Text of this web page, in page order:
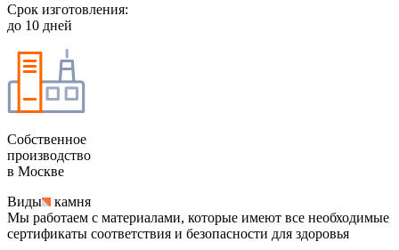
Срок изготовления:
до 10 дней
Собственное
производство
в Москве
Виды
камня
Мы работаем с материалами, которые имеют все необходимые
сертификаты соответствия и безопасности для здоровья